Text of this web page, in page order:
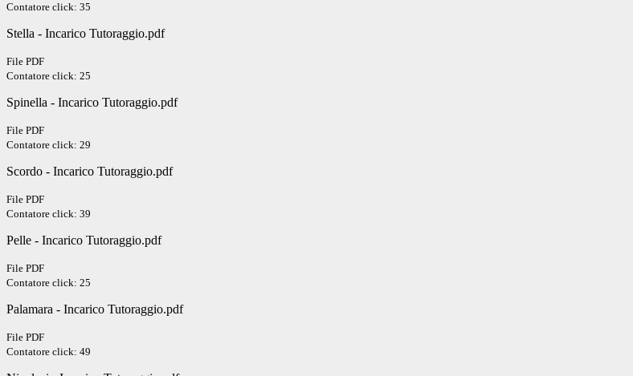
Contatore click: 35
Stella - Incarico Tutoraggio.pdf
File PDF
Contatore click: 25
Spinella - Incarico Tutoraggio.pdf
File PDF
Contatore click: 29
Scordo - Incarico Tutoraggio.pdf
File PDF
Contatore click: 39
Pelle - Incarico Tutoraggio.pdf
File PDF
Contatore click: 25
Palamara - Incarico Tutoraggio.pdf
File PDF
Contatore click: 49